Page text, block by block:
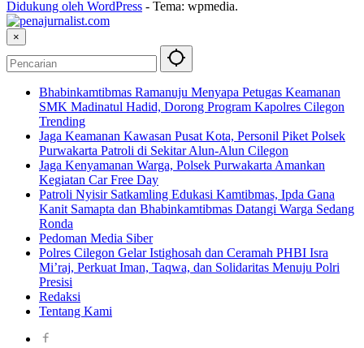
Didukung oleh WordPress - Tema: wpmedia.
×
Bhabinkamtibmas Ramanuju Menyapa Petugas Keamanan
SMK Madinatul Hadid, Dorong Program Kapolres Cilegon
Trending
Jaga Keamanan Kawasan Pusat Kota, Personil Piket Polsek
Purwakarta Patroli di Sekitar Alun-Alun Cilegon
Jaga Kenyamanan Warga, Polsek Purwakarta Amankan
Kegiatan Car Free Day
Patroli Nyisir Satkamling Edukasi Kamtibmas, Ipda Gana
Kanit Samapta dan Bhabinkamtibmas Datangi Warga Sedang
Ronda
Pedoman Media Siber
Polres Cilegon Gelar Istighosah dan Ceramah PHBI Isra
Mi’raj, Perkuat Iman, Taqwa, dan Solidaritas Menuju Polri
Presisi
Redaksi
Tentang Kami